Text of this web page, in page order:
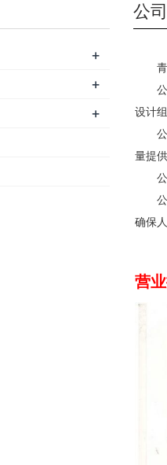
公
青岛
公司
设计
公司
量提
公司
公司
确保
营
+
+
+